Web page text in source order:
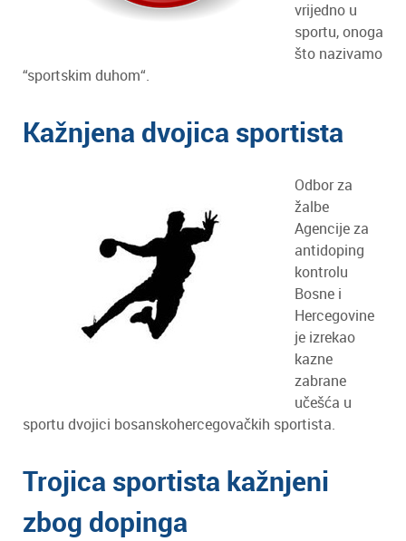
vrijedno u
sportu, onoga
što nazivamo
“sportskim duhom“.
Kažnjena dvojica sportista
Odbor za
žalbe
Agencije za
antidoping
kontrolu
Bosne i
Hercegovine
je izrekao
kazne
zabrane
učešća u
sportu dvojici bosanskohercegovačkih sportista.
Trojica sportista kažnjeni
zbog dopinga